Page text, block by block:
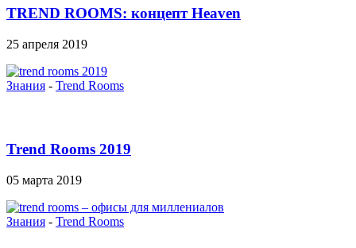
TREND ROOMS: концепт Heaven
25 апреля 2019
Знания - Trend Rooms
Trend Rooms 2019
05 марта 2019
Знания - Trend Rooms